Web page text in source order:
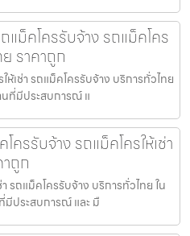
ม็คโครรับจ้าง รถแม็คโคร
ราคาถูก
เช่า รถแม็คโครรับจ้าง บริการทั่วไทย
นที่มีประสบการณ์ แ
ครรับจ้าง รถแม็คโครให้เช่า
ถูก
รถแม็คโครรับจ้าง บริการทั่วไทย ใน
มีประสบการณ์ และ มื